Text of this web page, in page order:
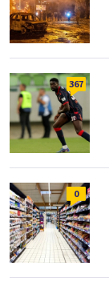
367
0